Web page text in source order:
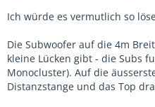
Ich würde es vermutlich so
Die Subwoofer auf die 4m
kleine Lücken gibt - die Subs
Monocluster). Auf die
Distanzstange und das Top